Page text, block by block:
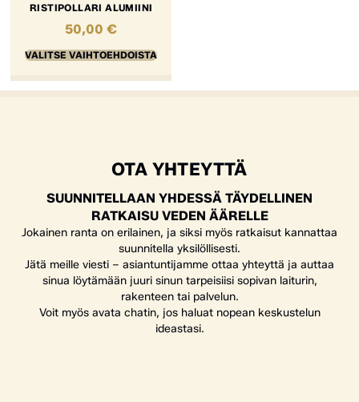
RISTIPOLLARI ALUMIINI
50,00€
VALITSE VAIHTOEHDOISTA
OTA YHTEYTTÄ
SUUNNITELLAAN YHDESSÄ TÄYDELLINEN
RATKAISU VEDEN ÄÄRELLE
Jokainen ranta on erilainen, ja siksi myös ratkaisut kannattaa
suunnitella yksilöllisesti.
Jätä meille viesti – asiantuntijamme ottaa yhteyttä ja auttaa
sinua löytämään juuri sinun tarpeisiisi sopivan laiturin,
rakenteen tai palvelun.
Voit myös avata chatin, jos haluat nopean keskustelun
ideastasi.